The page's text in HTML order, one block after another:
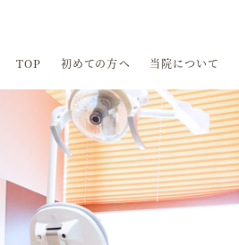
TOP 初めての方へ 当院について